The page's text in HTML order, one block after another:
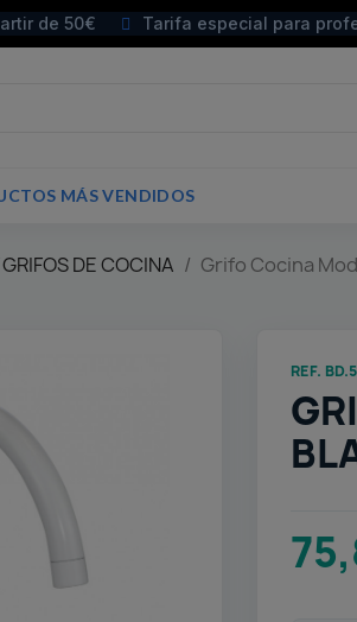
de 50€ Tarifa especial para
MÁS VENDIDOS
DE COCINA Grifo Cocina
REF.